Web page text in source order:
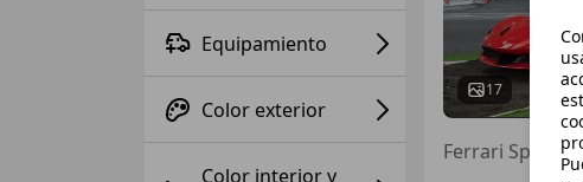
Equipamiento
Color exterior
Color interior y
17
Ferrari